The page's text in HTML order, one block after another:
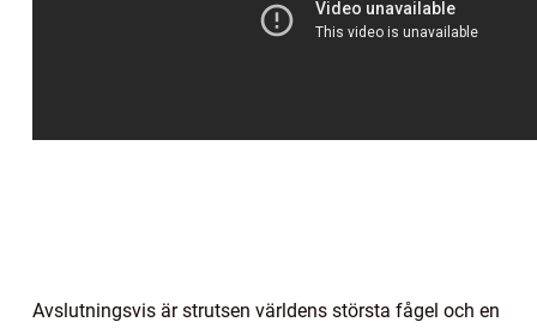
Avslutningsvis är strutsen världens största fågel och en